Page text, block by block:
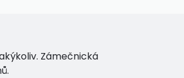
Zámečnická